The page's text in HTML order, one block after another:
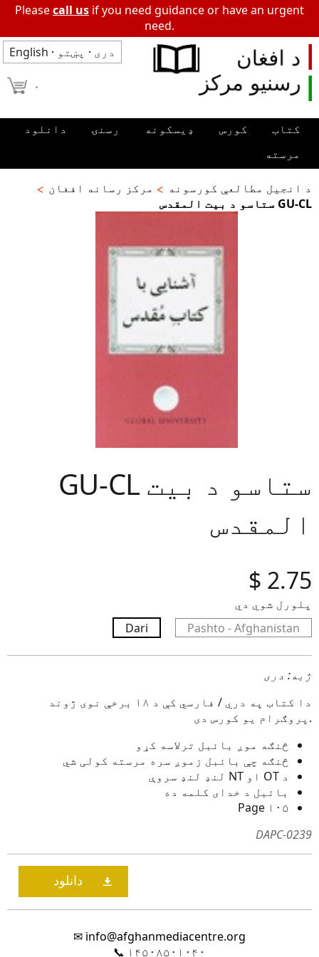
Pleasecall us if you need guidance or have an urgent
need.
English · دری · پښتو
۰
کتاب کورس ډیسکونه رسنۍ
دانلود
مرسته
مرکز رسانه افغان
د انجیل مطالعې کورسونه
GU-CL ستاسو د بیت المقدس
GU-CL ستاسو د بیت
المقدس
‎$ 2.75
پلورل شوي دي
Dari
Pashto - Afghanistan
ژبه: دری
دا کتاب په دري / فارسي کې د ۱۸ برخې نوی ژوند
پروګرام یو کورس دی.
څنګه موږ بائبل ترلاسه کړو
څنګه چې بائبل زموږ سره مرسته کولی شي
د OT او NT لنډ لنډ سروې
بائبل د خدای کلمه ده
۱۰۵ Page
DAPC-0239
✉ info@afghanmediacentre.org
📞 ۱۴۵۰۸۵۰۱۰۴۰